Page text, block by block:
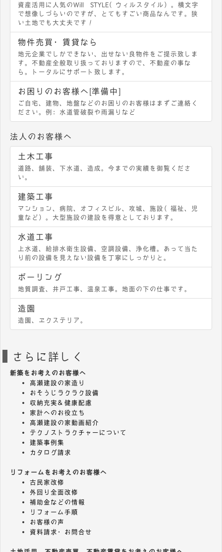
資産活用に人気のWill STYLE（ウィルスタイル）。横文字
で想像しづらいのですが、とてもすごい商品なんです。狭
い土地でも大丈夫です！
物件売買・賃貸なら
地元企業でしかできない、出せない良物件をご提示致しま
す。不動産全般取り扱っておりますので、不動産の事な
ら。トータルにサポート致します。
お困りのお客様へ[準備中]
ご自宅、建物、地盤などのお困りのお客様はまずご連絡く
ださい。例：水道管破裂や雨漏りなど
法人のお客様へ
土木工事
道路、舗装、下水道、造成。今までの実績を御覧くださ
い。
建築工事
マンション、病院、オフィスビル、攻城、施設（福祉、児
童など）。大型施設の建設を得意としております。
水道工事
上水道、給排水衛生設備、空調設備、浄化槽。あって当た
り前の設備を見えない設備を丁寧にしっかりと。
ボーリング
地質調査、井戸工事、温泉工事。地面の下の仕事です。
造園
造園、エクステリア。
さらに詳しく
新築をお考えのお客様へ
高瀬建設の家造り
おそうじラクラク設備
収納充実＆健康配慮
家計へのお役立ち
高瀬建設の家動画紹介
テクノストラクチャーについて
建築事例集
カタログ請求
リフォームをお考えのお客様へ
古民家改修
外回り全面改修
補助金などの情報
リフォーム手順
お客様の声
資料請求・お問合せ